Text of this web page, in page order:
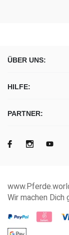
ÜBER UNS:
HILFE:
PARTNER:
Wir machen Dich